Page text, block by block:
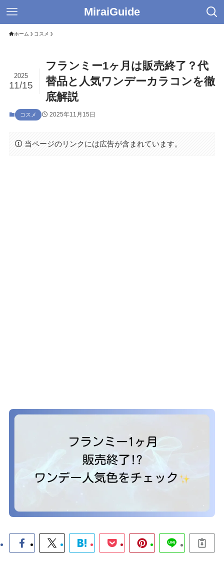
MiraiGuide
ホーム コスメ
フランミー1ヶ月は販売終了？代
替品と人気ワンデーカラコンを徹
底解説
2025
11/15
コスメ 2025年11月15日
当ページのリンクには広告が含まれています。